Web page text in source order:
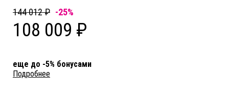
144 012 ₽ -25%
108 009 ₽
еще до -5% бонусами
Подробнее